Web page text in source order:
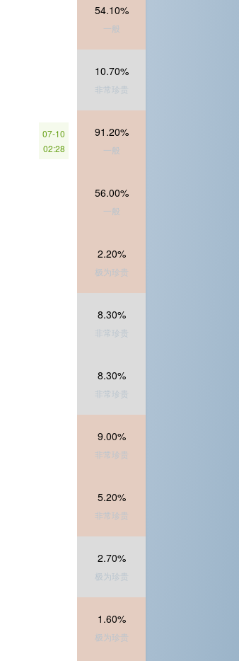
54.10%
一般
10.70%
非常珍贵
07-10
02:28
91.20%
一般
56.00%
一般
2.20%
极为珍贵
8.30%
非常珍贵
8.30%
非常珍贵
9.00%
非常珍贵
5.20%
非常珍贵
2.70%
极为珍贵
1.60%
极为珍贵